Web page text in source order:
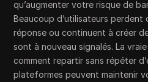
qu’augmenter votre risque de
Beaucoup d’utilisateurs perdent
réponse ou continuent à créer
sont à nouveau signalés. La
comment repartir sans répéter
plateformes peuvent maintenir